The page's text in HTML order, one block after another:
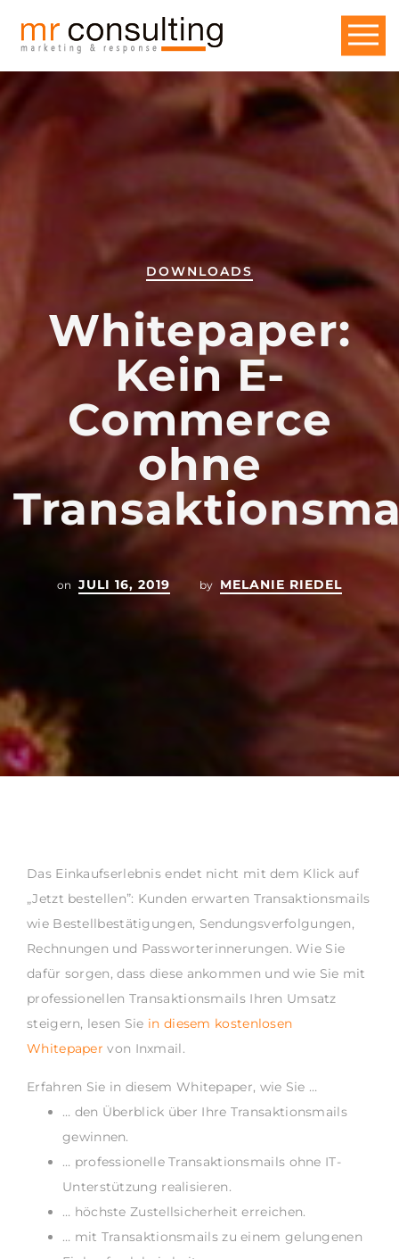
DOWNLOADS
Whitepaper:
Kein E-
Commerce
ohne
on JULI 16, 2019 by MELANIE RIEDEL
Das Einkaufserlebnis endet nicht mit dem Klick auf
„Jetzt bestellen”: Kunden erwarten Transaktionsmails
wie Bestellbestätigungen, Sendungsverfolgungen,
Rechnungen und Passworterinnerungen. Wie Sie
dafür sorgen, dass diese ankommen und wie Sie mit
professionellen Transaktionsmails Ihren Umsatz
steigern, lesen Sie in diesem kostenlosen
Whitepaper von Inxmail.
Erfahren Sie in diesem Whitepaper, wie Sie …
… den Überblick über Ihre Transaktionsmails
gewinnen.
… professionelle Transaktionsmails ohne IT-
Unterstützung realisieren.
… höchste Zustellsicherheit erreichen.
… mit Transaktionsmails zu einem gelungenen